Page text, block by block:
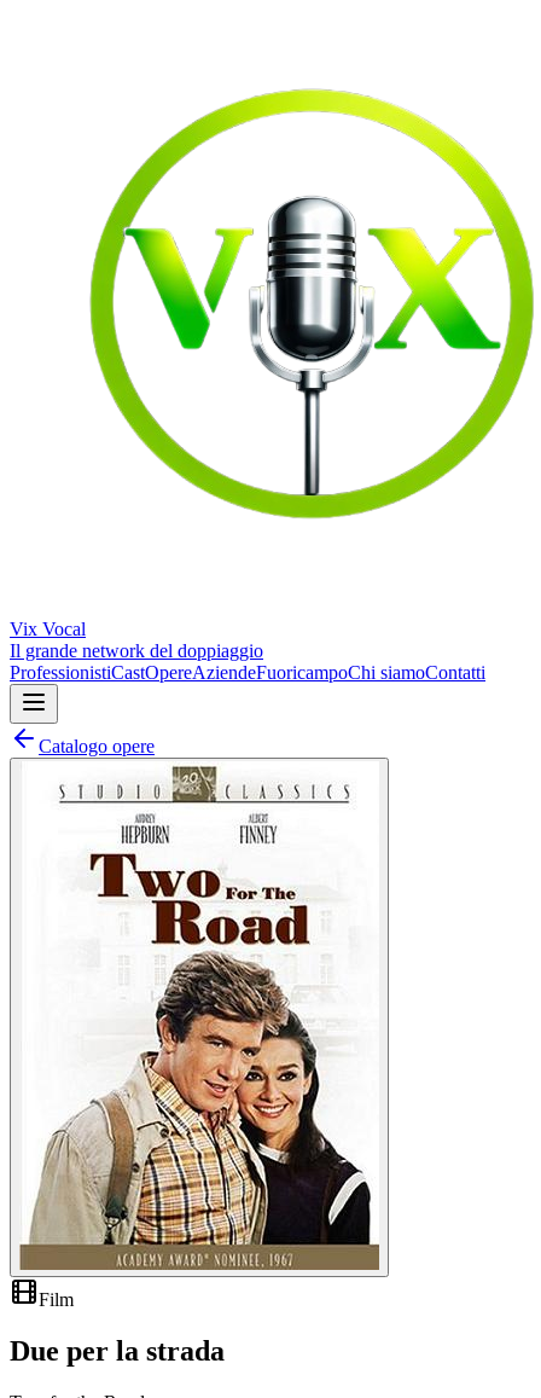
Vix Vocal
Il grande network del doppiaggio
ProfessionistiCastOpereAziendeFuoricampoChi siamoContatti
Catalogo opere
Film
Due per la strada